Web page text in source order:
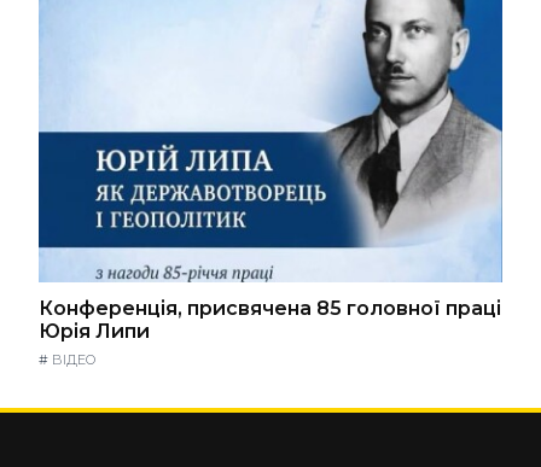
Конференція, присвячена 85 головної праці
Юрія Липи
# ВІДЕО